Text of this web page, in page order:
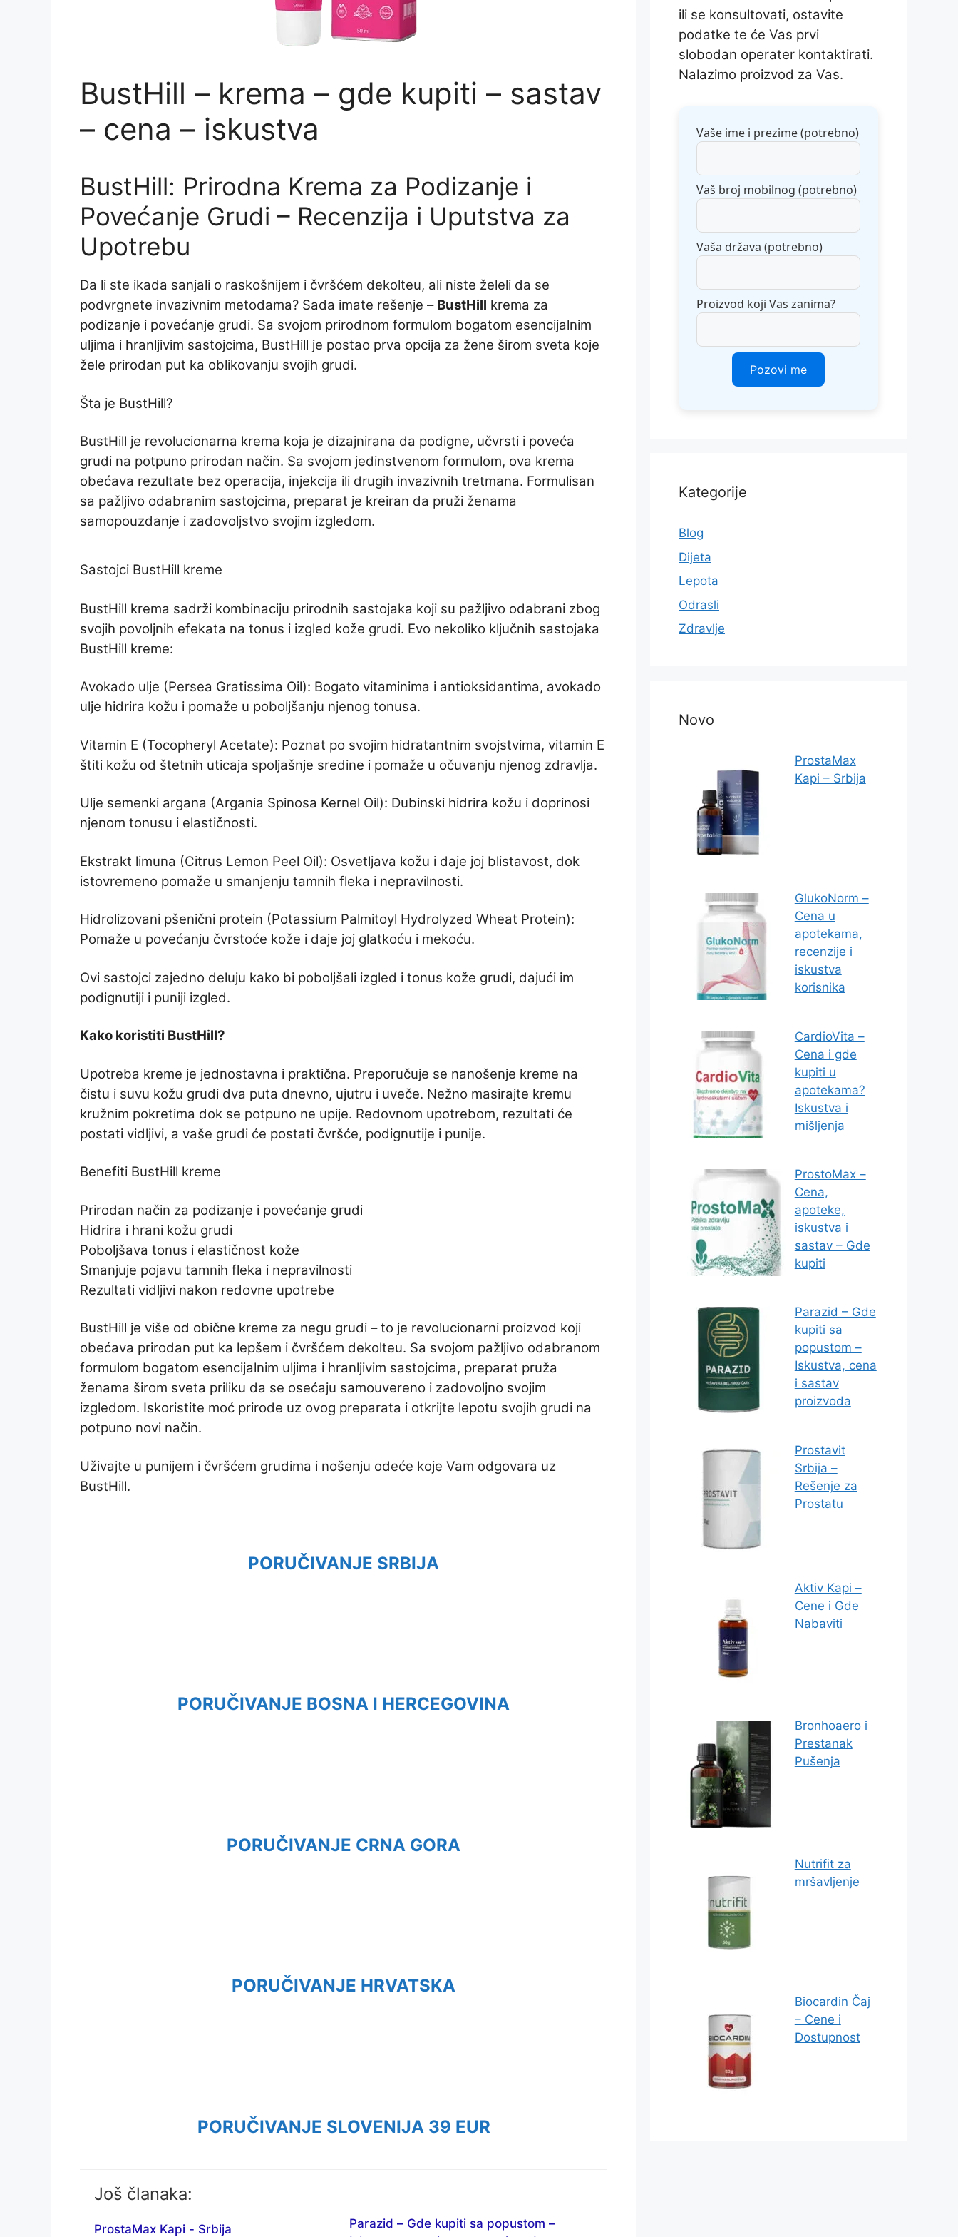
BustHill – krema – gde kupiti – sastav
– cena – iskustva
BustHill: Prirodna Krema za Podizanje i
Povećanje Grudi – Recenzija i Uputstva za
Upotrebu
Da li ste ikada sanjali o raskošnijem i čvršćem dekolteu, ali niste želeli da se
podvrgnete invazivnim metodama? Sada imate rešenje – BustHill krema za
podizanje i povećanje grudi. Sa svojom prirodnom formulom bogatom esencijalnim
uljima i hranljivim sastojcima, BustHill je postao prva opcija za žene širom sveta koje
žele prirodan put ka oblikovanju svojih grudi.
Šta je BustHill?
BustHill je revolucionarna krema koja je dizajnirana da podigne, učvrsti i poveća
grudi na potpuno prirodan način. Sa svojom jedinstvenom formulom, ova krema
obećava rezultate bez operacija, injekcija ili drugih invazivnih tretmana. Formulisan
sa pažljivo odabranim sastojcima, preparat je kreiran da pruži ženama
samopouzdanje i zadovoljstvo svojim izgledom.
Sastojci BustHill kreme
BustHill krema sadrži kombinaciju prirodnih sastojaka koji su pažljivo odabrani zbog
svojih povoljnih efekata na tonus i izgled kože grudi. Evo nekoliko ključnih sastojaka
BustHill kreme:
Avokado ulje (Persea Gratissima Oil): Bogato vitaminima i antioksidantima, avokado
ulje hidrira kožu i pomaže u poboljšanju njenog tonusa.
Vitamin E (Tocopheryl Acetate): Poznat po svojim hidratantnim svojstvima, vitamin E
štiti kožu od štetnih uticaja spoljašnje sredine i pomaže u očuvanju njenog zdravlja.
Ulje semenki argana (Argania Spinosa Kernel Oil): Dubinski hidrira kožu i doprinosi
njenom tonusu i elastičnosti.
Ekstrakt limuna (Citrus Lemon Peel Oil): Osvetljava kožu i daje joj blistavost, dok
istovremeno pomaže u smanjenju tamnih fleka i nepravilnosti.
Hidrolizovani pšenični protein (Potassium Palmitoyl Hydrolyzed Wheat Protein):
Pomaže u povećanju čvrstoće kože i daje joj glatkoću i mekoću.
Ovi sastojci zajedno deluju kako bi poboljšali izgled i tonus kože grudi, dajući im
podignutiji i puniji izgled.
Kako koristiti BustHill?
Upotreba kreme je jednostavna i praktična. Preporučuje se nanošenje kreme na
čistu i suvu kožu grudi dva puta dnevno, ujutru i uveče. Nežno masirajte kremu
kružnim pokretima dok se potpuno ne upije. Redovnom upotrebom, rezultati će
postati vidljivi, a vaše grudi će postati čvršće, podignutije i punije.
Benefiti BustHill kreme
Prirodan način za podizanje i povećanje grudi
Hidrira i hrani kožu grudi
Poboljšava tonus i elastičnost kože
Smanjuje pojavu tamnih fleka i nepravilnosti
Rezultati vidljivi nakon redovne upotrebe
BustHill je više od obične kreme za negu grudi – to je revolucionarni proizvod koji
obećava prirodan put ka lepšem i čvršćem dekolteu. Sa svojom pažljivo odabranom
formulom bogatom esencijalnim uljima i hranljivim sastojcima, preparat pruža
ženama širom sveta priliku da se osećaju samouvereno i zadovoljno svojim
izgledom. Iskoristite moć prirode uz ovog preparata i otkrijte lepotu svojih grudi na
potpuno novi način.
Uživajte u punijem i čvršćem grudima i nošenju odeće koje Vam odgovara uz
BustHill.
PORUČIVANJE SRBIJA
PORUČIVANJE BOSNA I HERCEGOVINA
PORUČIVANJE CRNA GORA
PORUČIVANJE HRVATSKA
PORUČIVANJE SLOVENIJA 39 EUR
Još članaka:
ProstaMax Kapi - Srbija
Parazid – Gde kupiti sa popustom –
ili se konsultovati, ostavite
podatke te će Vas prvi
slobodan operater kontaktirati.
Nalazimo proizvod za Vas.
Vaše ime i prezime (potrebno)
Vaš broj mobilnog (potrebno)
Vaša država (potrebno)
Proizvod koji Vas zanima?
Kategorije
Blog
Dijeta
Lepota
Odrasli
Zdravlje
Novo
ProstaMax
Kapi – Srbija
GlukoNorm –
Cena u
apotekama,
recenzije i
iskustva
korisnika
CardioVita –
Cena i gde
kupiti u
apotekama?
Iskustva i
mišljenja
ProstoMax –
Cena,
apoteke,
iskustva i
sastav – Gde
kupiti
Parazid – Gde
kupiti sa
popustom –
Iskustva, cena
i sastav
proizvoda
Prostavit
Srbija –
Rešenje za
Prostatu
Aktiv Kapi –
Cene i Gde
Nabaviti
Bronhoaero i
Prestanak
Pušenja
Nutrifit za
mršavljenje
Biocardin Čaj
– Cene i
Dostupnost